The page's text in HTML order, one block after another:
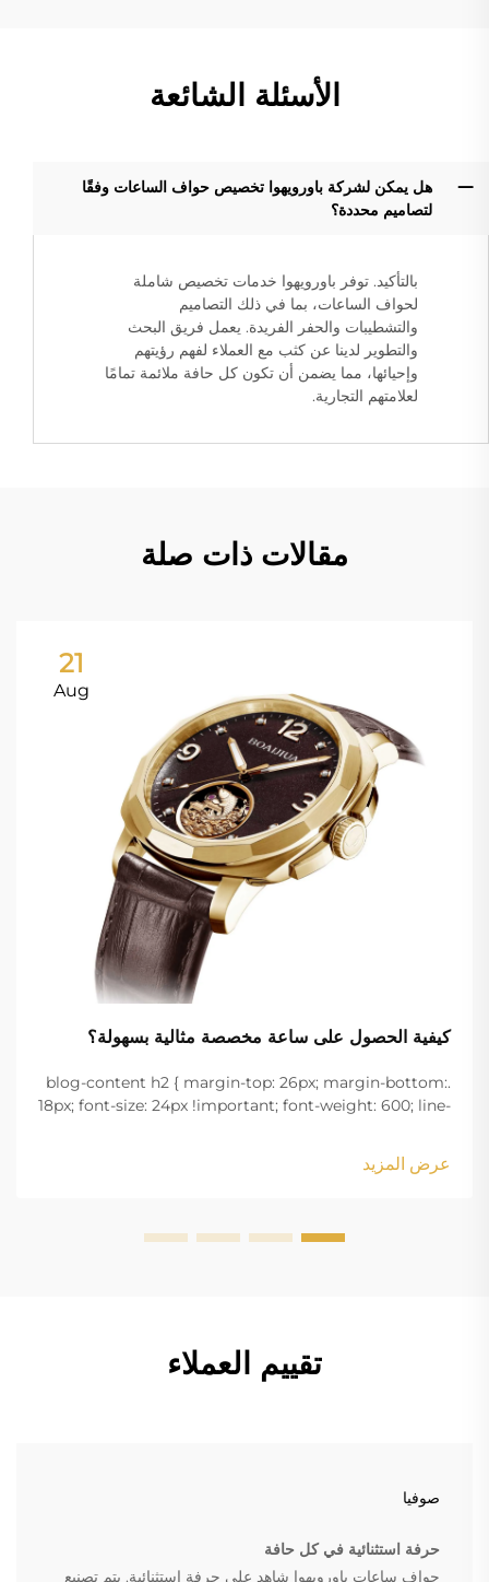
الأسئلة الشائعة
هل يمكن لشركة باورويهوا تخصيص حواف الساعات وفقًا
لتصاميم محددة؟
بالتأكيد. توفر باورويهوا خدمات تخصيص شاملة
لحواف الساعات، بما في ذلك التصاميم
والتشطيبات والحفر الفريدة. يعمل فريق البحث
والتطوير لدينا عن كثب مع العملاء لفهم رؤيتهم
وإحيائها، مما يضمن أن تكون كل حافة ملائمة تمامًا
لعلامتهم التجارية.
مقالات ذات صلة
21
Aug
كيفية الحصول على ساعة مخصصة مثالية بسهولة؟
.blog-content h2 { margin-top: 26px; margin-bottom:
18px; font-size: 24px !important; font-weight: 600; line-
margin-bottom: 18px; font-size: 20px !important; font-
w...
عرض المزيد
تقييم العملاء
صوفيا
حرفة استثنائية في كل حافة
حواف ساعات باورويهوا شاهد على حرفة استثنائية. يتم تصنيع